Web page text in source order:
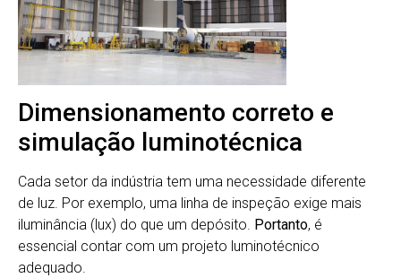
Dimensionamento correto e
simulação luminotécnica
Cada setor da indústria tem uma necessidade diferente
de luz. Por exemplo, uma linha de inspeção exige mais
iluminância (lux) do que um depósito. Portanto, é
essencial contar com um projeto luminotécnico
adequado.